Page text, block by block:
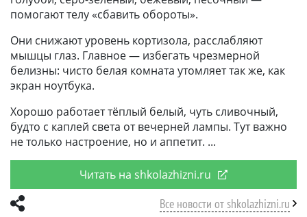
помогают телу «сбавить обороты».
Они снижают уровень кортизола, расслабляют
мышцы глаз. Главное — избегать чрезмерной
белизны: чисто белая комната утомляет так же, как
экран ноутбука.
Хорошо работает тёплый белый, чуть сливочный,
будто с каплей света от вечерней лампы. Тут важно
не только настроение, но и аппетит.
Читать на shkolazhizni.ru
Все новости от shkolazhizni.ru